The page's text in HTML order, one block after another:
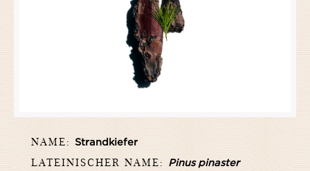
NAME: Strandkiefer
LATEINISCHER NAME: Pinus pinaster